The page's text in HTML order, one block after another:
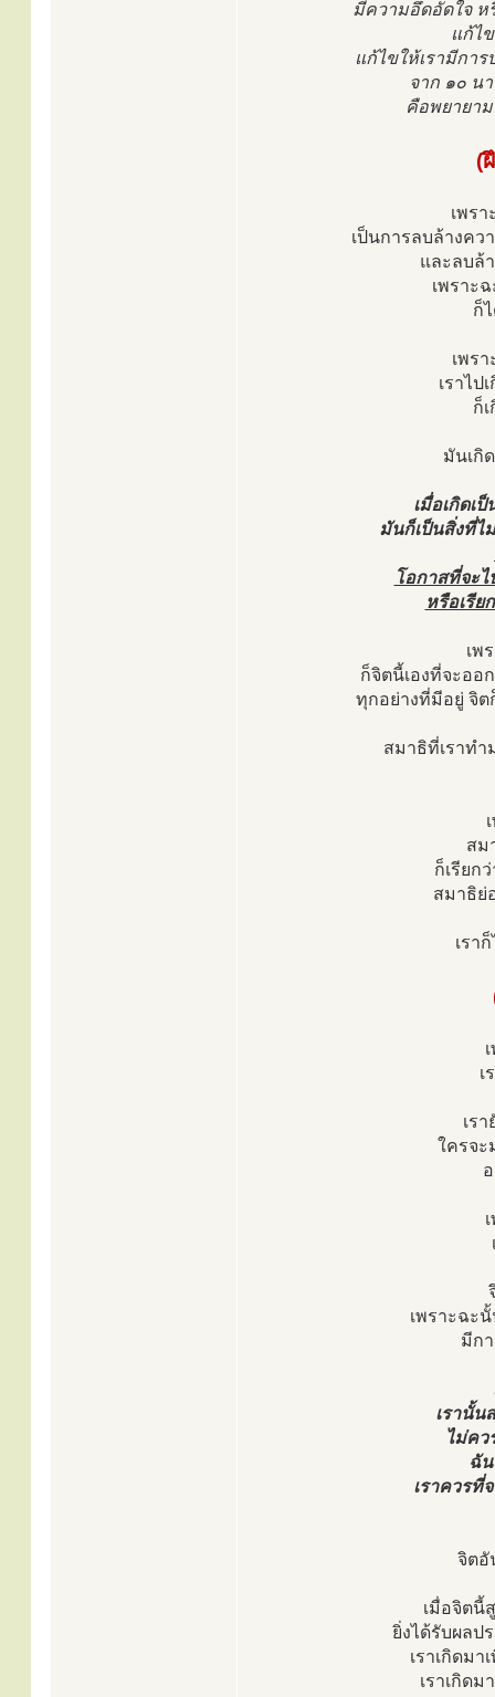
มีความอึดอัดใจ ห
แก้ไ
แก้ไขให้เรามีกา
จาก ๑๐ น
คือพยายา
(
เพร
เป็นการลบล้างคว
และลบล้
เพราะ
ก็
เพร
เราไป
ก็
มันเกิ
เมื่อเกิดเ
มันก็เป็นสิ่งที่ไ
โอกาสที่จะ
หรือเรีย
เพ
ก็จิตนี้เองที่จะออ
ทุกอย่างที่มีอยู่ จิต
สมาธิที่เราทำ
สม
ก็เรียก
สมาธิย่
เรา
เ
เร
ใครจะ
เพราะฉะ
มีก
เรานั้น
ไม่คว
ฉัน
เราควรที่
จิตอั
เมื่อจิตนี้
ยิ่งได้รับผลป
เราเกิดม
เราเกิด